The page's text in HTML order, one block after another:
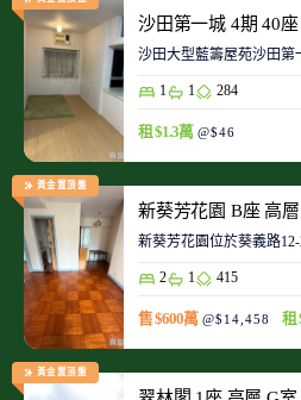
沙田第一城 4期 40
沙田大型藍籌屋苑沙田
1 1 284
租 $1.3萬 @$46
黃金置頂盤
新葵芳花園 B座 高
新葵芳花園位於葵義路
2 1 415
售 $600萬 @$14,458 租
黃金置頂盤